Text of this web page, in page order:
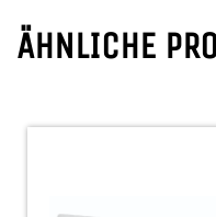
ÄHNLICHE